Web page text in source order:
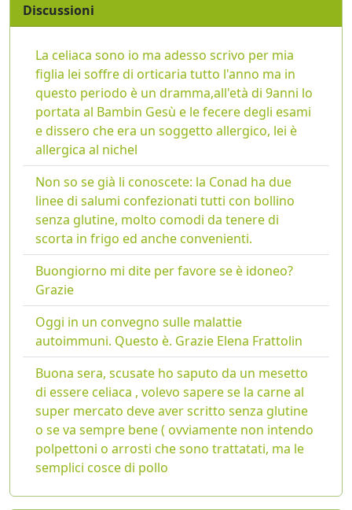
Discussioni
La celiaca sono io ma adesso scrivo per mia
figlia lei soffre di orticaria tutto l'anno ma in
questo periodo è un dramma,all'età di 9anni lo
portata al Bambin Gesù e le fecere degli esami
e dissero che era un soggetto allergico, lei è
allergica al nichel
Non so se già li conoscete: la Conad ha due
linee di salumi confezionati tutti con bollino
senza glutine, molto comodi da tenere di
scorta in frigo ed anche convenienti.
Buongiorno mi dite per favore se è idoneo?
Grazie
Oggi in un convegno sulle malattie
autoimmuni. Questo è. Grazie Elena Frattolin
Buona sera, scusate ho saputo da un mesetto
di essere celiaca , volevo sapere se la carne al
super mercato deve aver scritto senza glutine
o se va sempre bene ( ovviamente non intendo
polpettoni o arrosti che sono trattatati, ma le
semplici cosce di pollo